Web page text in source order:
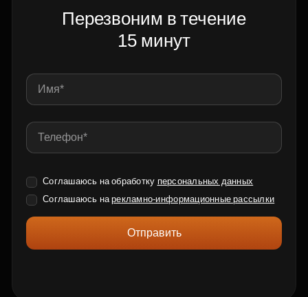
Перезвоним в течение
15 минут
Соглашаюсь на обработку персональных данных
Соглашаюсь нарекламно-информационные рассылки
Отправить